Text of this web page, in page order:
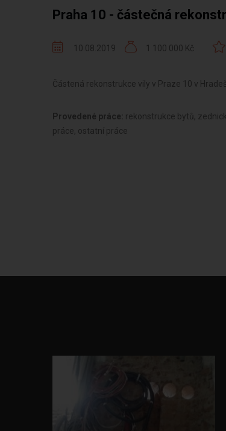
Praha 10 - částečná
10.08.2019 1 100 000 Kč
Částená rekonstrukce vily v Praze 10 v
Provedené práce: rekonstrukce bytů,
práce, ostatní práce